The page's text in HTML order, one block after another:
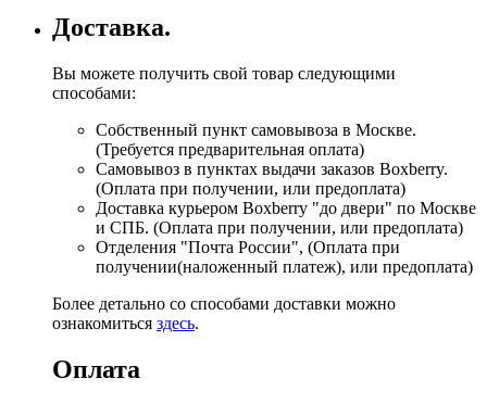
Доставка.
Вы можете получить свой товар следующими
способами:
Собственный пункт самовывоза в Москве.
(Требуется предварительная оплата)
Самовывоз в пунктах выдачи заказов Boxberry.
(Оплата при получении, или предоплата)
Доставка курьером Boxberry "до двери" по Москве
и СПБ. (Оплата при получении, или предоплата)
Отделения "Почта России", (Оплата при
получении(наложенный платеж), или предоплата)
Более детально со способами доставки можно
ознакомиться здесь.
Оплата